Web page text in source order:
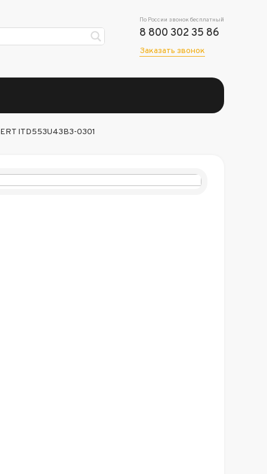
По России звонок бесплатный
8 800 302 35 86
Заказать звонок
ITD553U43B3-0301